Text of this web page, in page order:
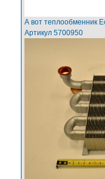
А вот теплообменник
Артикул 5700950